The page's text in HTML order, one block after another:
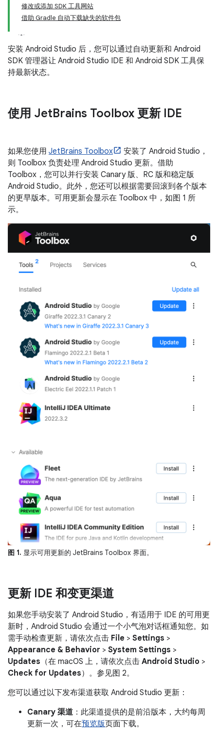
修改或添加 SDK 工具网站
借助 Gradle 自动下载缺失的软件包
安装 Android Studio 后，您可以通过自动更新和 Android
SDK 管理器让 Android Studio IDE 和 Android SDK 工具保
持最新状态。
使用 JetBrains Toolbox 更新 IDE
如果您使用 JetBrains Toolbox
安装了 Android Studio，
则 Toolbox 负责处理 Android Studio 更新。借助
Toolbox，您可以并行安装 Canary 版、RC 版和稳定版
Android Studio。此外，您还可以根据需要回滚到各个版本
的更早版本。可用更新会显示在 Toolbox 中，如图 1 所
示。
图 1. 显示可用更新的 JetBrains Toolbox 界面。
更新 IDE 和变更渠道
如果您手动安装了 Android Studio，有适用于 IDE 的可用更
新时，Android Studio 会通过一个小气泡对话框通知您。如
需手动检查更新，请依次点击 File > Settings >
Appearance & Behavior > System Settings >
Updates （在 macOS 上，请依次点击 Android Studio >
Check for Updates）。参见图 2。
您可以通过以下发布渠道获取 Android Studio 更新：
Canary 渠道 ：此渠道提供的是前沿版本，大约每周
更新一次，可在预览版页面下载。